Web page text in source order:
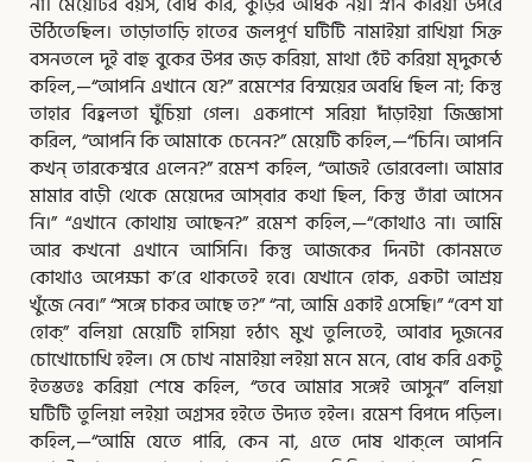
উঠিতেছিল। তাড়াতাড়ি হাতের জলপূর্ণ ঘটিটি নামাইয়া রাখিয়া সিক্ত
বসনতলে দুই বাহু বুকের উপর জড় করিয়া, মাথা হেঁট করিয়া মৃদুকন্ঠে
কহিল,—“আপনি এখানে যে?” রমেশের বিস্ময়ের অবধি ছিল না; কিন্তু
তাহার বিহ্বলতা ঘুঁচিয়া গেল। একপাশে সরিয়া দাঁড়াইয়া জিজ্ঞাসা
করিল, “আপনি কি আমাকে চেনেন?” মেয়েটি কহিল,—“চিনি। আপনি
কখন্‌ তারকেশ্বরে এলেন?” রমেশ কহিল, “আজই ভোরবেলা। আমার
মামার বাড়ী থেকে মেয়েদের আস্‌বার কথা ছিল, কিন্তু তাঁরা আসেন
নি।” “এখানে কোথায় আছেন?” রমেশ কহিল,—“কোথাও না। আমি
আর কখনো এখানে আসিনি। কিন্তু আজকের দিনটা কোনমতে
কোথাও অপেক্ষা ক’রে থাকতেই হবে। যেখানে হোক, একটা আশ্রয়
খুঁজে নেব।” “সঙ্গে চাকর আছে ত?” “না, আমি একাই এসেছি।” “বেশ যা
হোক্‌” বলিয়া মেয়েটি হাসিয়া হঠাৎ মুখ তুলিতেই, আবার দুজনের
চোখোচোখি হইল। সে চোখ নামাইয়া লইয়া মনে মনে, বোধ করি একটু
ইতস্ততঃ করিয়া শেষে কহিল, “তবে আমার সঙ্গেই আসুন” বলিয়া
ঘটিটি তুলিয়া লইয়া অগ্রসর হইতে উদ্যত হইল। রমেশ বিপদে পড়িল।
কহিল,—“আমি যেতে পারি, কেন না, এতে দোষ থাক্‌লে আপনি